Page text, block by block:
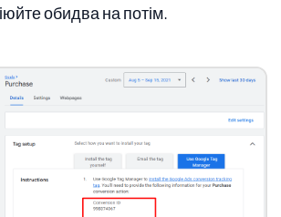
обидва на потім.